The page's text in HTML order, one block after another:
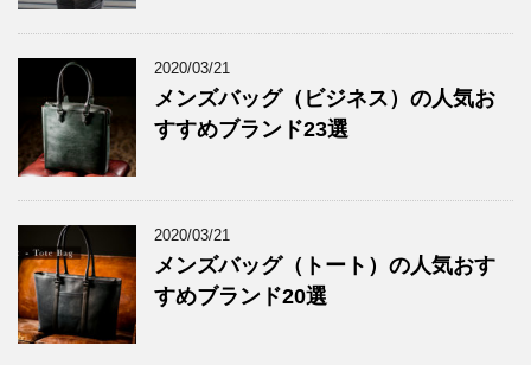
2020/03/21
メンズバッグ（ビジネス）の人気お
すすめブランド23選
2020/03/21
メンズバッグ（トート）の人気おす
すめブランド20選